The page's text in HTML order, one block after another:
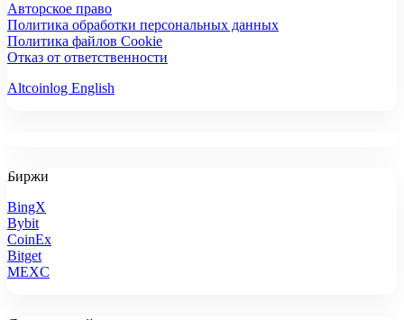
Авторское право
Политика обработки персональных данных
Политика файлов Cookie
Отказ от ответственности
Altcoinlog English
Биржи
BingX
Bybit
CoinEx
Bitget
MEXC